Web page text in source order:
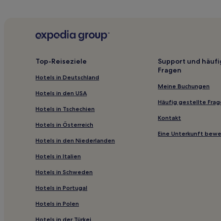
3-Sterne-Hotels in Middletown
Hotels nahe Kaaterskill-Wasserfälle
Hotels nahe McCann Golfplatz
Zena Hotels
Hotels nahe High Falls Trail
Town of Marlborough: Hotels
Modena Hotels
Hotels nahe Vassar Brothers Medical Center
Ghent Hotels
Top-Reiseziele
Hotels in Deutschland
Hotels in den USA
Hotels in Tschechien
Hotels in Österreich
Hotels in den Niederlanden
Hotels in Italien
Hotels in Schweden
Hotels in Portugal
Hotels in Polen
Hotels in der Türkei
Support und
Fragen
Meine Buchungen
Häufig gestellte
Kontakt
Eine Unterkunft